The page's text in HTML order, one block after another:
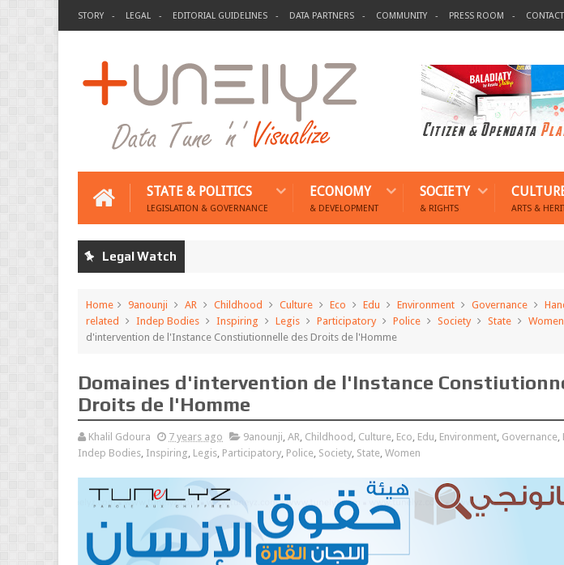
STORY LEGAL EDITORIAL GUIDELINES DATA PARTNERS COMMUNITY PRESS ROOM CONTACT
STATE & POLITICS
LEGISLATION & GOVERNANCE
ECONOMY
& DEVELOPMENT
SOCIETY
& RIGHTS ARTS &
Legal Watch
Home 9anounji AR Childhood Culture Eco Edu Environment Governance
related
Indep Bodies Inspiring Legis Participatory Police Society State Women
d'intervention de l'Instance Constiutionnelle des Droits de l'Homme
Domaines d'intervention de l'Instance
Droits de l'Homme
Khalil Gdoura 7 years ago 9anounji, AR, Childhood , Culture, Eco, Edu, Environment, Governance,
Indep Bodies, Inspiring, Legis, Participatory, Police, Society, State, Women